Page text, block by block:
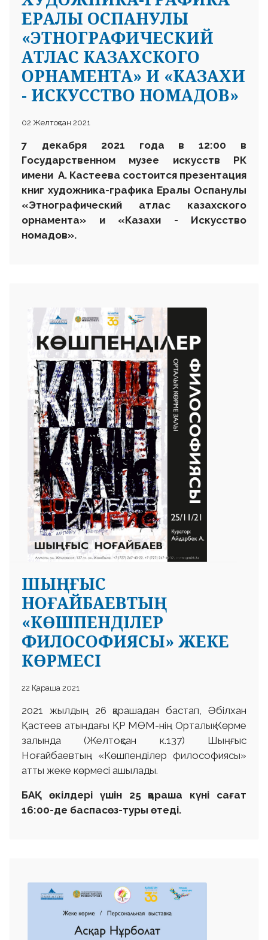
ЕРАЛЫ ОСПАНУЛЫ
«ЭТНОГРАФИЧЕСКИЙ
АТЛАС КАЗАХСКОГО
ОРНАМЕНТА» И «КАЗАХИ
- ИСКУССТВО НОМАДОВ»
02 Желтоқсан 2021
7 декабря 2021 года в 12:00 в
Государственном музее искусств РК
имени А. Кастеева состоится презентация
книг художника-графика Ералы Оспанулы
«Этнографический атлас казахского
орнамента» и «Казахи - Искусство
номадов».
ШЫҢҒЫС
НОҒАЙБАЕВТЫҢ
«КӨШПЕНДІЛЕР
ФИЛОСОФИЯСЫ» ЖЕКЕ
КӨРМЕСІ
22 Қараша 2021
2021 жылдың 26 қарашадан бастап, Әбілхан
Қастеев атындағы ҚР МӨМ-нің Орталық Көрме
залында (Желтоқсан к.137) Шыңғыс
Ноғайбаевтың «Көшпенділер философиясы»
атты жеке көрмесі ашылады.
БАҚ өкілдері үшін 25 қараша күні сағат
16:00-де баспасөз-туры өтеді.